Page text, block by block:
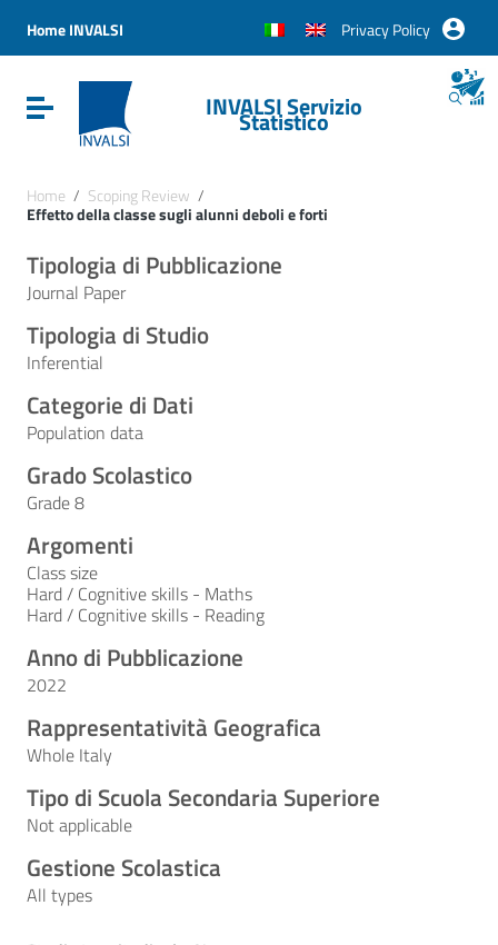
Vai al menu di navigazione
Vai al footer
Home INVALSI Privacy Policy
Attiva / disattiva la navigazioneINVALSI Servizio
Statistico
Home / Scoping Review /
Effetto della classe sugli alunni deboli e forti
Tipologia di Pubblicazione
Journal Paper
Tipologia di Studio
Inferential
Categorie di Dati
Population data
Grado Scolastico
Grade 8
Argomenti
Class size
Hard / Cognitive skills - Maths
Hard / Cognitive skills - Reading
Anno di Pubblicazione
2022
Rappresentatività Geografica
Whole Italy
Tipo di Scuola Secondaria Superiore
Not applicable
Gestione Scolastica
All types